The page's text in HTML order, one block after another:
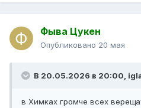
Фыва Цукен
Опубликовано 20 мая
В 20.05.2026 в 20:00,
в Химках громче всех